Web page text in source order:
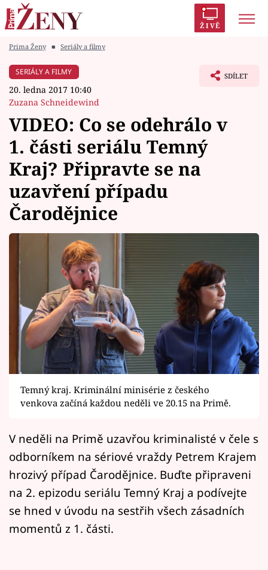
ŽIVĚ
Módní alarm
Témata
Celebrity
Vztahy
Seriály
Horoskopy
Sledujte prima+
Filmový festival Karlovy Vary
Pořady
Mámy sobě
Sledujte nás
Prima Ženy ■ Seriály a filmy
SERIÁLY A FILMY
20. ledna 2017 10:40
Zuzana Schneidewind
SDÍLET
VIDEO: Co se odehrálo v
1. části seriálu Temný
Kraj? Připravte se na
uzavření případu
Čarodějnice
Temný kraj. Kriminální minisérie z českého
venkova začíná každou neděli ve 20.15 na Primě.
V neděli na Primě uzavřou kriminalisté v čele s
odborníkem na sériové vraždy Petrem Krajem
hrozivý případ Čarodějnice. Buďte připraveni
na 2. epizodu seriálu Temný Kraj a podívejte
se hned v úvodu na sestřih všech zásadních
momentů z 1. části.